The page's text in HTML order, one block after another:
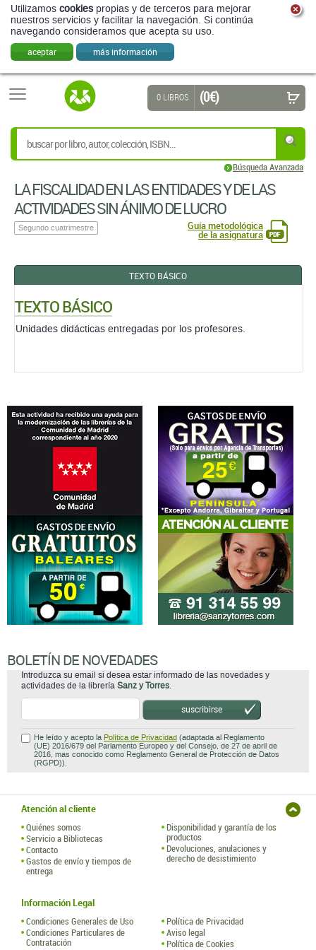
Utilizamos cookies propias y de terceros para mejorar
nuestros servicios y facilitar la navegación. Si continúa
navegando consideramos que acepta su uso.
aceptar más información
Búsqueda Avanzada
0 LIBROS (0 €)
LA FISCALIDAD EN LAS ENTIDADES Y DE LAS
ACTIVIDADES SIN ÁNIMO DE LUCRO
Segundo cuatrimestre Guía metodológica
de la asignatura
TEXTO BÁSICO
TEXTO BÁSICO
Unidades didácticas entregadas por los profesores.
BOLETÍN DE NOVEDADES
Introduzca su email si desea estar informado de las novedades y
actividades de la librería Sanz y Torres.
suscribirse
He leído y acepto la Política de Privacidad (adaptada al Reglamento
(UE) 2016/679 del Parlamento Europeo y del Consejo, de 27 de abril de
2016, mas conocido como Reglamento General de Protección de Datos
(RGPD)).
Atención al cliente
Quiénes somos
Servicio a Bibliotecas
Contacto
Gastos de envío y tiempos de
entrega
Disponibilidad y garantía de los
productos
Devoluciones, anulaciones y
derecho de desistimiento
Información Legal
Condiciones Generales de Uso
Condiciones Particulares de
Contratación
Política de Privacidad
Aviso legal
Política de Cookies